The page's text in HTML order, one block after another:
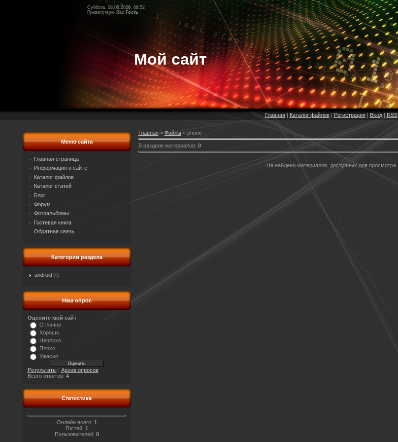
Суббота, 08.08.2026, 06:52
Приветствую Вас Гость
Мой сайт
Главная| Каталог файлов| Регистрация| Вход| RSS
Меню сайта
Главная страница
Информация о сайте
Каталог файлов
Каталог статей
Блог
Форум
Фотоальбомы
Гостевая книга
Обратная связь
Категории раздела
android [0]
Наш опрос
Оцените мой сайт
Отлично
Хорошо
Неплохо
Плохо
Ужасно
Результаты | Архив опросов
Всего ответов: 4
Статистика
Онлайн всего: 1
Гостей: 1
Пользователей: 0
Главная» Файлы » phone
В разделе материалов: 0
Не найдено материалов, доступных для просмотра